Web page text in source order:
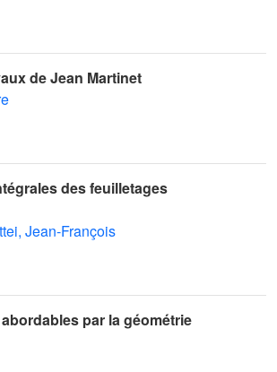
de Jean Martinet
des feuilletages
Jean-François
par la géométrie